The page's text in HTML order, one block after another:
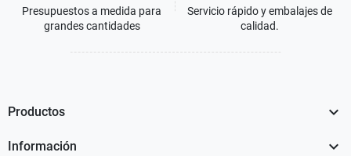
Presupuestos a medida para
grandes cantidades
Servicio rápido y embalajes de
calidad.
Productos 
Información 